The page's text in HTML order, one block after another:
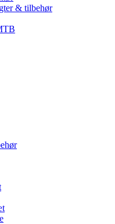
& tilbehør